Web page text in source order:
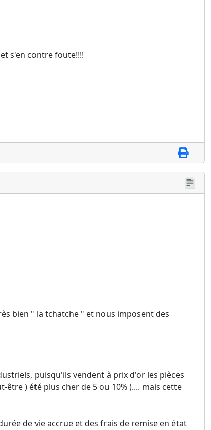
s'en contre foute!!!!
bien " la tchatche " et nous imposent des
puisqu'ils vendent à prix d'or les pièces
) été plus cher de 5 ou 10% ).... mais cette
de vie accrue et des frais de remise en état